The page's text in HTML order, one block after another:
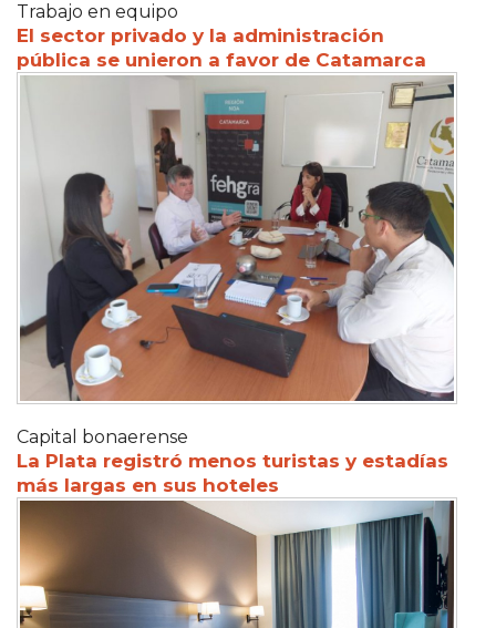
Trabajo en equipo
El sector privado y la administración
pública se unieron a favor de Catamarca
Capital bonaerense
La Plata registró menos turistas y estadías
más largas en sus hoteles